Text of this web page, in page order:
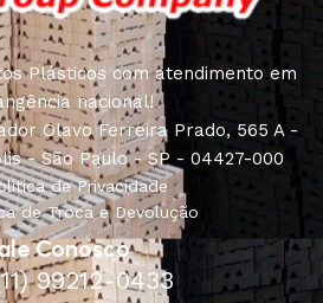
Plásticos com atendimento em
nacional!
Olavo Ferreira Prado, 565 A -
- São Paulo - SP - 04427-000
de Privacidade
de Troca e Devolução
Conosco
99212-0433